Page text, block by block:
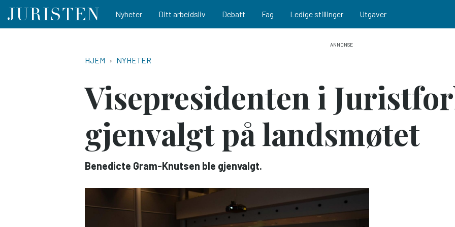
Main navigation
Nyheter Ditt arbeidsliv Debatt Fag Ledige stillinger Utgaver
NAVIGASJONSSTI
HJEM NYHETER
Visepresidenten i
gjenvalgt på landsmøtet
Benedicte Gram-Knutsen ble gjenvalgt.